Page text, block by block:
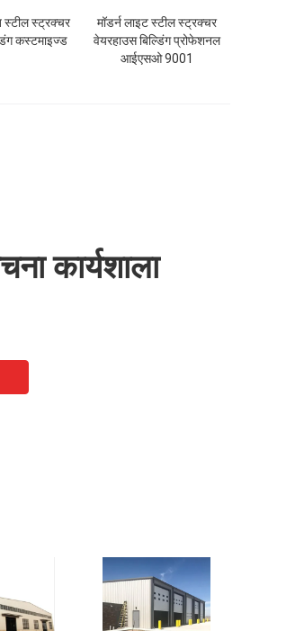
स्टील स्ट्रक्चर
कस्टमाइज्ड
मॉडर्न लाइट स्टील स्ट्रक्चर
वेयरहाउस बिल्डिंग प्रोफेशनल
आईएसओ 9001
कार्यशाला